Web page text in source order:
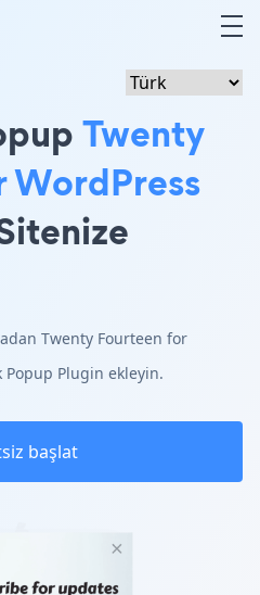
Twenty
WordPress
Twenty Fourteen for
Popup Plugin ekleyin.
başlat